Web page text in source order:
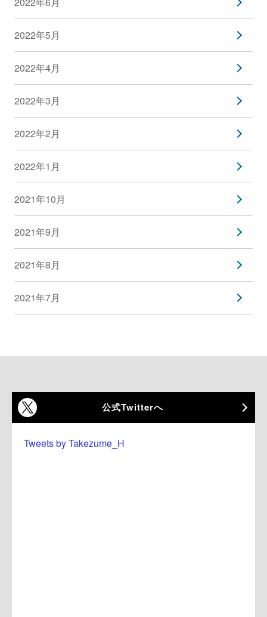
2022年5月
2022年4月
2022年3月
2022年2月
2022年1月
2021年10月
2021年9月
2021年8月
2021年7月
公式Twitterへ
Tweets by Takezume_H